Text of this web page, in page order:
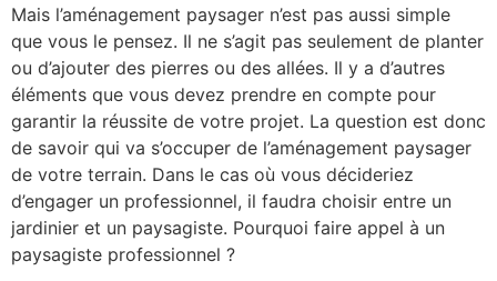
Mais l’aménagement paysager n’est pas aussi simple
que vous le pensez. Il ne s’agit pas seulement de planter
ou d’ajouter des pierres ou des allées. Il y a d’autres
éléments que vous devez prendre en compte pour
garantir la réussite de votre projet. La question est donc
de savoir qui va s’occuper de l’aménagement paysager
de votre terrain. Dans le cas où vous décideriez
d’engager un professionnel, il faudra choisir entre un
jardinier et un paysagiste. Pourquoi faire appel à un
paysagiste professionnel ?